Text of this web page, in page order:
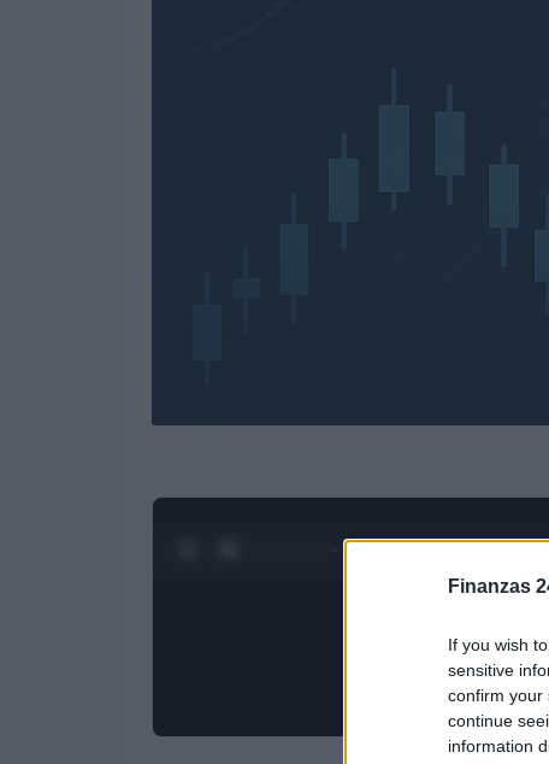
Finanzas
If you wish
sensitive
confirm your
continue
information